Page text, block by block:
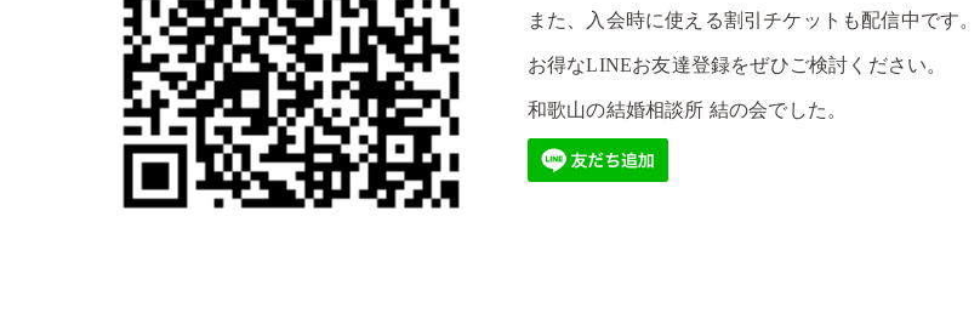
また、入会時に使える割引チケットも配信中です。
お得なLINEお友達登録をぜひご検討ください。
和歌山の結婚相談所 結の会でした。